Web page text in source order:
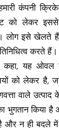
कंपनी
को लेकर इससे
लोग इसे खेलते हैं
करते हैं।
कहा, यह ओवल
को लेकर है,
वाले उत्पाद
भुगतान किया
और न ही बदले